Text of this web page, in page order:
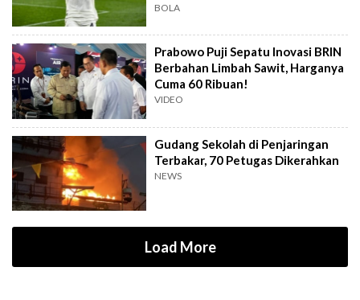
BOLA
Prabowo Puji Sepatu Inovasi BRIN
Berbahan Limbah Sawit, Harganya
Cuma 60 Ribuan!
VIDEO
Gudang Sekolah di Penjaringan
Terbakar, 70 Petugas Dikerahkan
NEWS
Load More